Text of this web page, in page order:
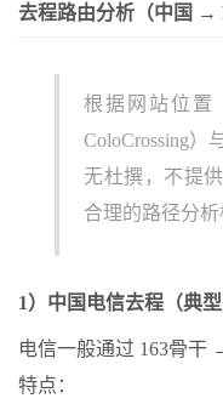
去程路由分析（中国 →
根据网站位置
ColoCrossing）
无杜撰，不提
合理的路径分析
1）中国电信去程（典型
电信一般通过 163骨干
特点：